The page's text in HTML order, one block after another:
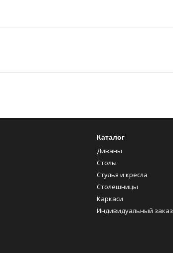
Каталог
Диваны
Столы
Стулья и кресла
Столешницы
Каркаси
Индивидуальный заказ